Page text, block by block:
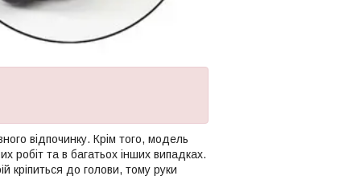
відпочинку. Крім того, модель
робіт та в багатьох інших випадках.
кріпиться до голови, тому руки